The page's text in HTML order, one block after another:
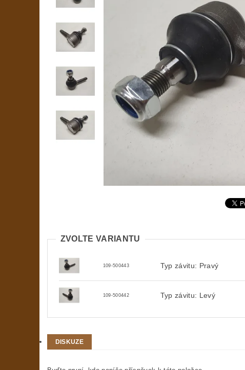
ZVOLTE VARIANTU
109-500443 Typ závitu: Pravý
109-500442 Typ závitu: Levý
DISKUZE